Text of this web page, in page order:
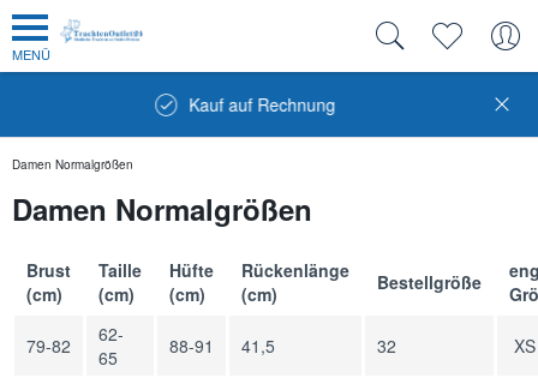
MENÜ
Kauf auf Rechnung Kostenloser
Damen Normalgrößen
Damen Normalgrößen
Brust
(cm)
Taille
(cm)
Hüfte
(cm)
Rückenlänge
(cm)
Bestellgröße
79-82
62-
65
88-91 41,5 32 XS